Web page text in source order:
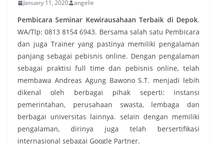
January 11, 2020 angelie
Pembicara Seminar Kewirausahaan Terbaik di Depok.
WA/Tlp: 0813 8154 6943. Bersama salah satu Pembicara
dan juga Trainer yang pastinya memiliki pengalaman
panjang sebagai pebisnis online. Dengan pengalaman
sebagai praktisi full time dan pebisnis online, telah
membawa Andreas Agung Bawono S.T. menjadi lebih
dikenal oleh berbagai pihak seperti: instansi
pemerintahan, perusahaan swasta, lembaga dan
berbagai universitas lainnya. selain dengan memiliki
pengalaman, dirinya juga telah bersertifikasi
internasional sebagai Google Partner.